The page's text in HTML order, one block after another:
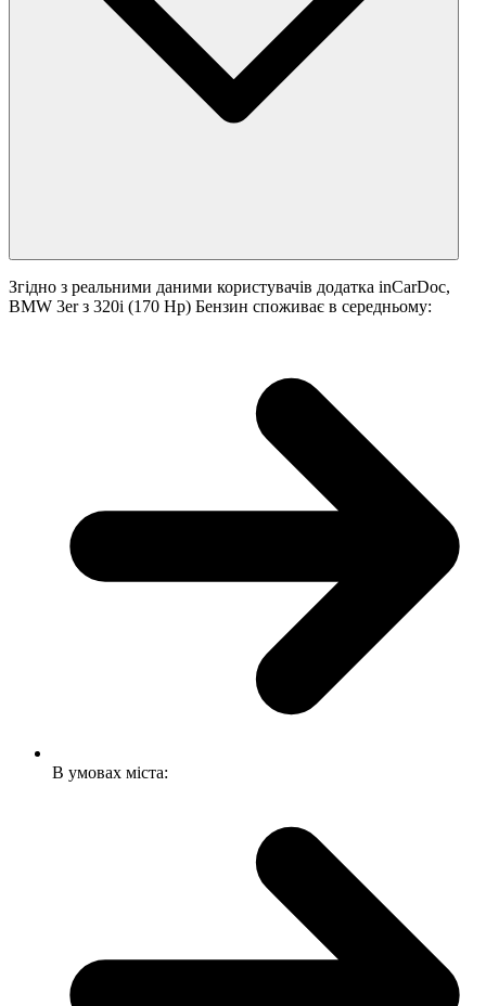
Згідно з реальними даними користувачів додатка inCarDoc,
BMW 3er з 320i (170 Hp) Бензин споживає в середньому:
В умовах міста: